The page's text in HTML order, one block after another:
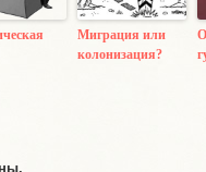
Миграция или
колонизация?